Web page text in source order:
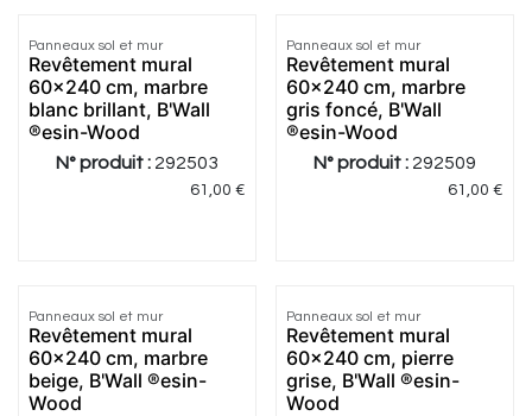
Panneaux sol et mur
Revêtement mural
60x240 cm, marbre
blanc brillant, B'Wall
®esin-Wood
N° produit : 292503
61,00 €
Panneaux sol et mur
Revêtement mural
60x240 cm, marbre
gris foncé, B'Wall
®esin-Wood
N° produit : 292509
61,00 €
Panneaux sol et mur
Revêtement mural
60x240 cm, marbre
beige, B'Wall ®esin-
Wood
Panneaux sol et mur
Revêtement mural
60x240 cm, pierre
grise, B'Wall ®esin-
Wood